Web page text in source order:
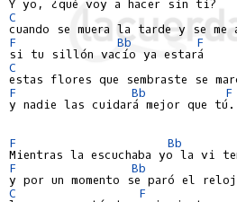
C
F
Bb
F
C
F
Bb
F
y nadie las cuidará mejor que tú.
F
Bb
F
Bb
C
F